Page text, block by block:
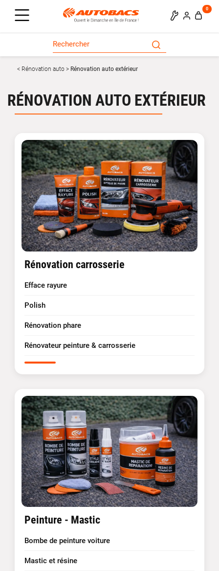
0
Rénovation auto Rénovation auto extérieur
RÉNOVATION AUTO EXTÉRIEUR
Rénovation carrosserie
Efface rayure
Polish
Rénovation phare
Rénovateur peinture & carrosserie
Peinture - Mastic
Bombe de peinture voiture
Mastic et résine